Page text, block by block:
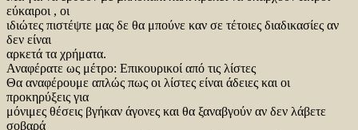
εύκαιροι , οι
ιδιώτες πιστέψτε μας δε θα μπούνε καν σε τέτοιες διαδικασίες αν
δεν είναι
αρκετά τα χρήματα.
Αναφέρατε ως μέτρο: Επικουρικοί από τις λίστες
Θα αναφέρουμε απλώς πως οι λίστες είναι άδειες και οι
προκηρύξεις για
μόνιμες θέσεις βγήκαν άγονες και θα ξαναβγούν αν δεν λάβετε
σοβαρά